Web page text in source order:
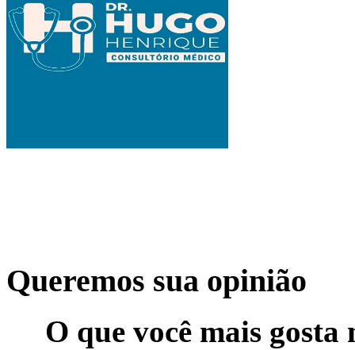
Queremos sua opinião
O que você mais